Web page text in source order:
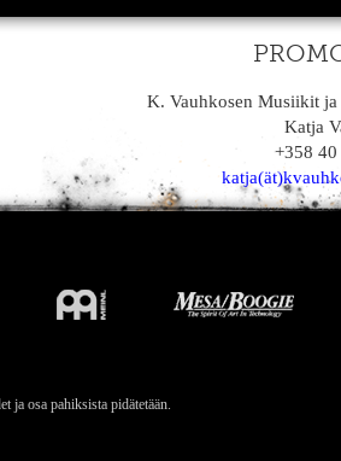
K. Vauhkosen Musiikit
Katja
+358
osa pahiksista pidätetään.